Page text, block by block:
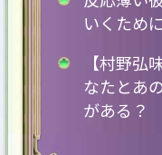
いくために
【村野弘
なたとあ
がある？